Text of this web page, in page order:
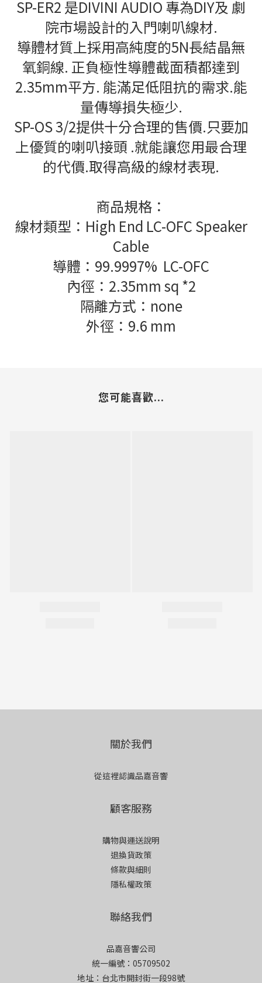
SP-ER2 是DIVINI AUDIO 專為DIY及 劇
院市場設計的入門喇叭線材.
導體材質上採用高純度的5N長結晶無
氧銅線. 正負極性導體截面積都達到
2.35mm平方. 能滿足低阻抗的需求.能
量傳導損失極少.
SP-OS 3/2提供十分合理的售價.只要加
上優質的喇叭接頭 .就能讓您用最合理
的代價.取得高級的線材表現.
商品規格：
線材類型：High End LC-OFC Speaker
Cable
導體：99.9997% LC-OFC
內徑：2.35mm sq *2
隔離方式：none
外徑：9.6 mm
您可能喜歡...
關於我們
從這裡認識品嘉音響
顧客服務
購物與運送說明
退換貨政策
條款與細則
隱私權政策
聯絡我們
品嘉音響公司
統一編號：05709502
地址：台北市開封街一段98號